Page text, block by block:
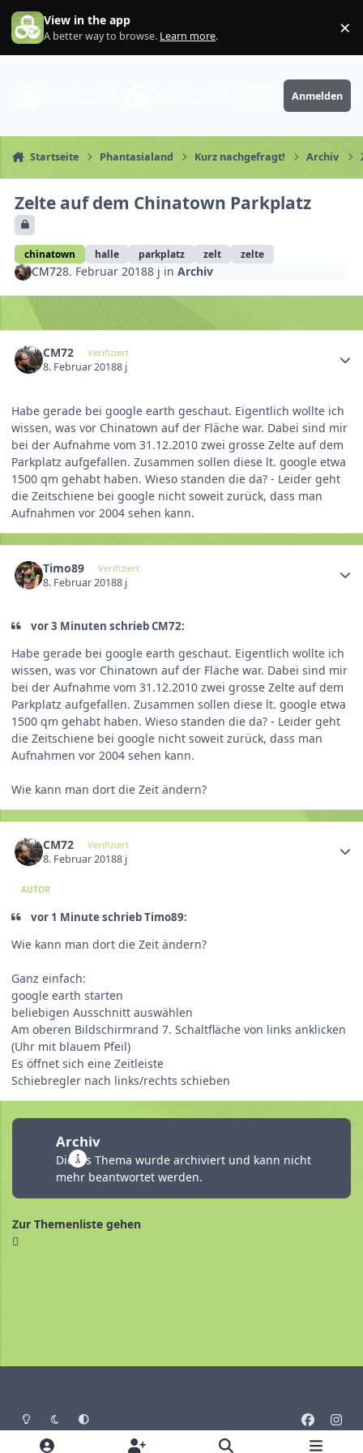
Zum Inhalt springen
View in the app
A better way to browse. Learn more. ×
PhantaFriends.de
Anmelden
Startseite Phantasialand Kurz nachgefragt! Archiv
Zelte auf dem Chinatown Parkplatz
chinatown halle parkplatz zelt zelte
CM728. Februar 20188 j inArchiv
CM72 Verifiziert
8. Februar 20188 j
Habe gerade bei google earth geschaut. Eigentlich wollte ich
wissen, was vor Chinatown auf der Fläche war. Dabei sind mir
bei der Aufnahme vom 31.12.2010 zwei grosse Zelte auf dem
Parkplatz aufgefallen. Zusammen sollen diese lt. google etwa
1500 qm gehabt haben. Wieso standen die da? - Leider geht
die Zeitschiene bei google nicht soweit zurück, dass man
Aufnahmen vor 2004 sehen kann.
Timo89 Verifiziert
8. Februar 20188 j
vor 3 Minuten schrieb CM72:
Habe gerade bei google earth geschaut. Eigentlich wollte ich
wissen, was vor Chinatown auf der Fläche war. Dabei sind mir
bei der Aufnahme vom 31.12.2010 zwei grosse Zelte auf dem
Parkplatz aufgefallen. Zusammen sollen diese lt. google etwa
1500 qm gehabt haben. Wieso standen die da? - Leider geht
die Zeitschiene bei google nicht soweit zurück, dass man
Aufnahmen vor 2004 sehen kann.
Wie kann man dort die Zeit ändern?
CM72 Verifiziert
8. Februar 20188 j
AUTOR
vor 1 Minute schrieb Timo89:
Wie kann man dort die Zeit ändern?
Ganz einfach:
google earth starten
beliebigen Ausschnitt auswählen
Am oberen Bildschirmrand 7. Schaltfläche von links anklicken
(Uhr mit blauem Pfeil)
Es öffnet sich eine Zeitleiste
Schiebregler nach links/rechts schieben
Archiv
Dieses Thema wurde archiviert und kann nicht
mehr beantwortet werden.
Zur Themenliste gehen
Heller ModusDunkler ModusSystemeinstellung
a
n
Design Datenschutz